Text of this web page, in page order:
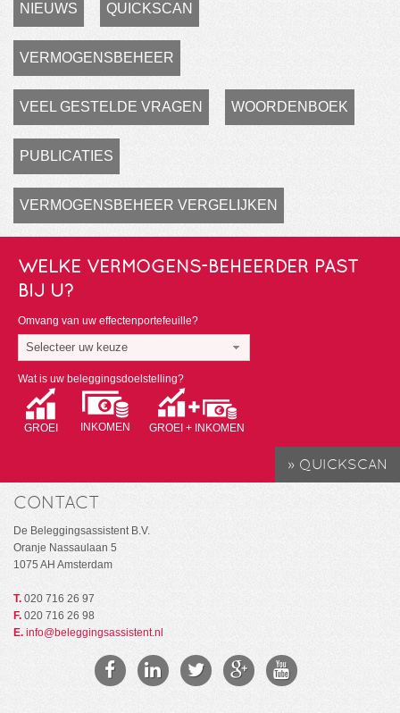
NIEUWS QUICKSCAN
VERMOGENSBEHEER
VEEL GESTELDE VRAGEN WOORDENBOEK
PUBLICATIES
VERMOGENSBEHEER VERGELIJKEN
WELKE VERMOGENS-BEHEERDER PAST
BIJ U?
Omvang van uw effectenportefeuille?
Selecteer uw keuze
Wat is uw beleggingsdoelstelling?
GROEI INKOMEN GROEI + INKOMEN
CONTACT
De Beleggingsassistent B.V.
Oranje Nassaulaan 5
1075 AH Amsterdam
T. 020 716 26 97
F. 020 716 26 98
E. info@beleggingsassistent.nl